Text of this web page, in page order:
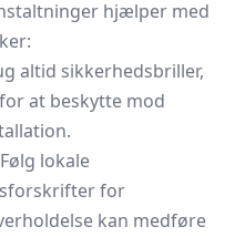
hjælper med
altid sikkerhedsbriller,
at beskytte mod
Følg lokale
for
kan medføre